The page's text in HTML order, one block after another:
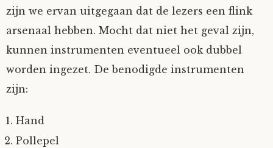
Spelican
Stefan
Switch
zijn we ervan uitgegaan dat de lezers een flink
arsenaal hebben. Mocht dat niet het geval zijn,
kunnen instrumenten eventueel ook dubbel
worden ingezet. De benodigde instrumenten
zijn:
Hand
Pollepel